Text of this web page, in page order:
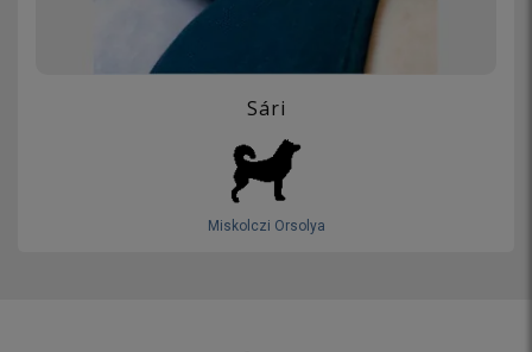
Sári
Miskolczi Orsolya